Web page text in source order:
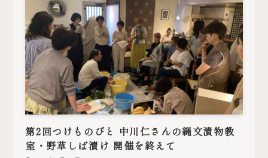
第2回つけものびと 中川仁さんの縄文漬物教
室・野草しば漬け 開催を終えて